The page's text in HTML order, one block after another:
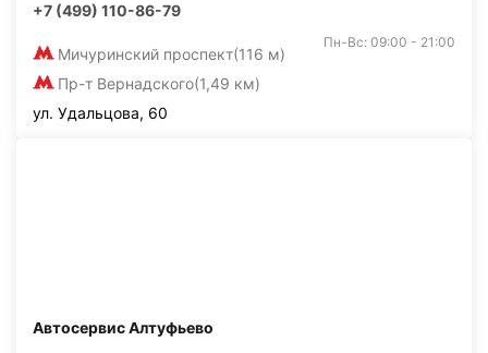
+7 (499) 110-86-79
Мичуринский проспект(116 м)
Пр-т Вернадского(1,49 км)
Пн-Вс: 09:00 - 21:00
ул. Удальцова, 60
Автосервис Алтуфьево